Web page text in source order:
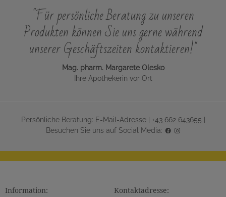
"Für persönliche Beratung zu unseren
Produkten können Sie uns gerne während
unserer Geschäftszeiten kontaktieren!"
Mag. pharm. Margarete Olesko
Ihre Apothekerin vor Ort
Persönliche Beratung: E-Mail-Adresse| +43 662 643655
Besuchen Sie uns auf Social Media:
Information: Kontaktadresse: